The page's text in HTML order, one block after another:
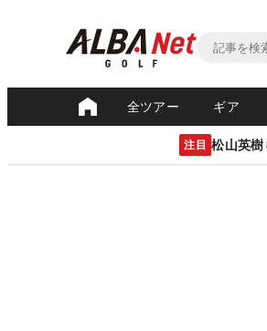
全ツアー ギア
注目 松山英